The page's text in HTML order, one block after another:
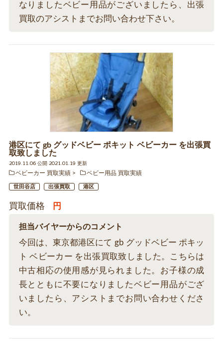
なりましたベビー用品がございましたら、出張
買取のアシストまでお問い合わせ下さい。
港区にて gb グッドベビー ポキット ベビーカー を出張買
取致しました
2019.11.06 公開 2021.01.19 更新
ベビーカー 買取実績
ベビー用品 買取実績
世田谷店 出張買取 港区
買取価格 円
担当バイヤーからのコメント
今回は、東京都港区にて gb グッドベビー ポキッ
ト ベビーカー を出張買取致しました。こちらは
中古相応の使用感が見られました。お子様の成
長とともに不要になりましたベビー用品がござ
いましたら、アシストまでお問い合わせくださ
い。